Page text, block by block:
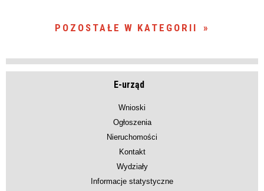
POZOSTAŁE W KATEGORII
E-urząd
Wnioski
Ogłoszenia
Nieruchomości
Kontakt
Wydziały
Informacje statystyczne